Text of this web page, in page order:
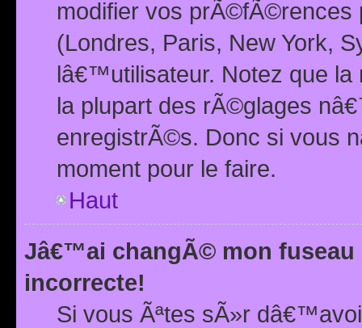
modifier vos prÃ©fÃ©rences
(Londres, Paris, New York,
lâ€™utilisateur. Notez que la
la plupart des rÃ©glages
enregistrÃ©s. Donc si vous
moment pour le faire.
Haut
Jâ€™ai changÃ© mon
incorrecte!
Si vous Ãªtes sÃ»r